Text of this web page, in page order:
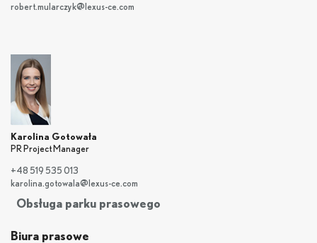
robert.mularczyk@lexus-ce.com
Karolina Gotowała
PR Project Manager
+48 519 535 013
karolina.gotowala@lexus-ce.com
Obsługa parku prasowego
Biura prasowe